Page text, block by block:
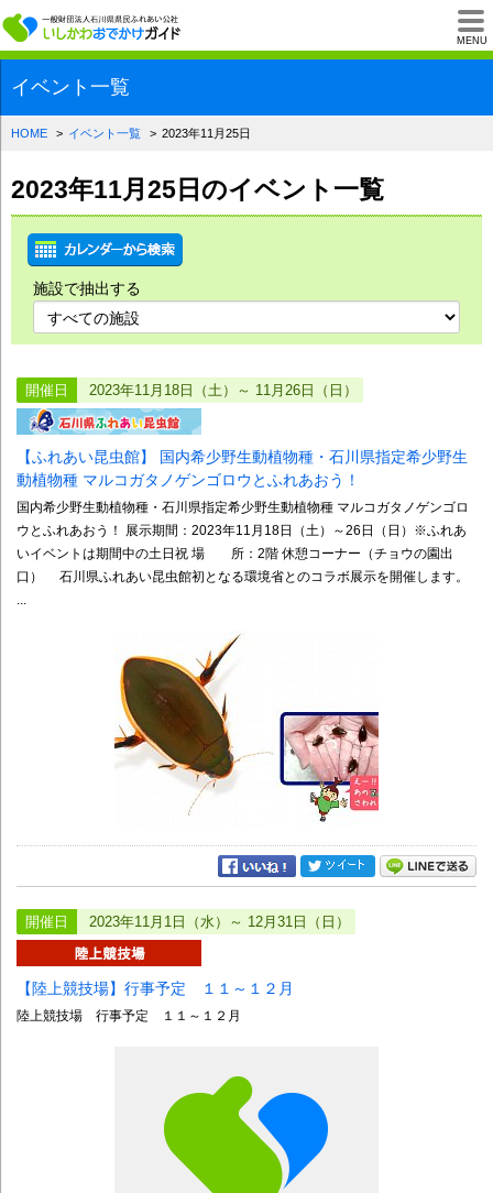
MENU
一般財団法人石川
イベント一覧
HOME イベント一覧 2023年11月25日
2023年11月25日のイベント一覧
施設で抽出する
開催日 2023年11月18日（土）～ 11月26日（日）
【ふれあい昆虫館】 国内希少野生動植物種・石川県指定希少野生
動植物種 マルコガタノゲンゴロウとふれあおう！
国内希少野生動植物種・石川県指定希少野生動植物種 マルコガタノゲンゴロ
ウとふれあおう！ 展示期間：2023年11月18日（土）～26日（日）※ふれあ
いイベントは期間中の土日祝 場 所：2階 休憩コーナー（チョウの園出
口） 石川県ふれあい昆虫館初となる環境省とのコラボ展示を開催します。
開催日 2023年11月1日（水）～ 12月31日（日）
【陸上競技場】行事予定 １１～１２月
陸上競技場 行事予定 １１～１２月